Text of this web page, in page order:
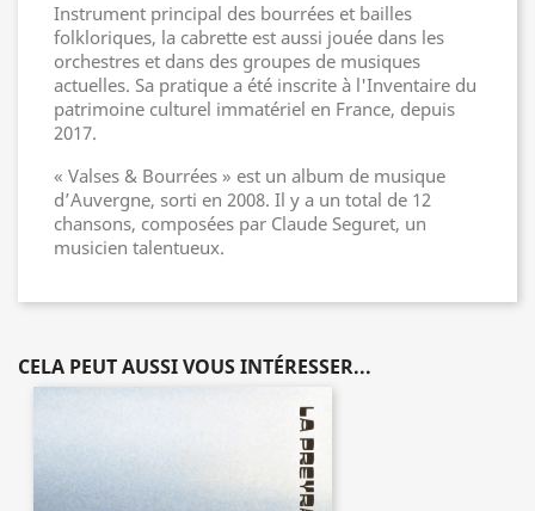
Instrument principal des bourrées et bailles
folkloriques, la cabrette est aussi jouée dans les
orchestres et dans des groupes de musiques
actuelles. Sa pratique a été inscrite à l'Inventaire du
patrimoine culturel immatériel en France, depuis
2017.
« Valses & Bourrées » est un album de musique
d’Auvergne, sorti en 2008. Il y a un total de 12
chansons, composées par Claude Seguret, un
musicien talentueux.
CELA PEUT AUSSI VOUS INTÉRESSER...